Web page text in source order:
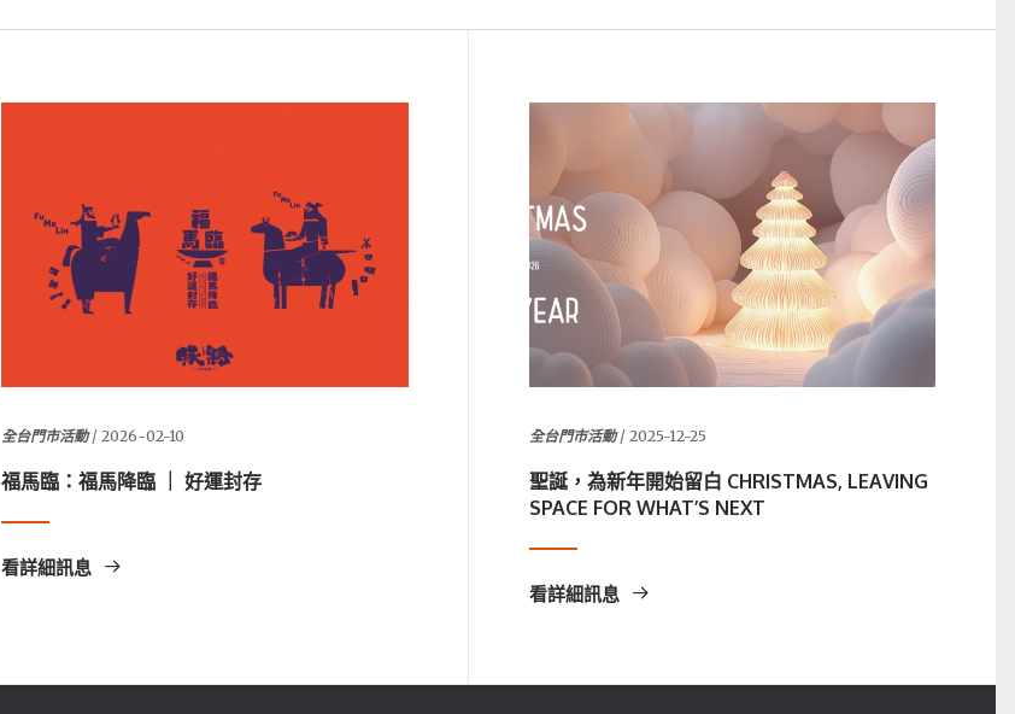
全台門市活動/ 2026-02-10
福馬臨：福馬降臨 ｜ 好運封存
看詳細訊息
全台門市活動/ 2025-12-25
聖誕，為新年開始留白 CHRISTMAS, LEAVING
SPACE FOR WHAT’S NEXT
看詳細訊息